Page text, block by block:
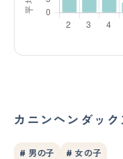
カニンヘンダッ
# 男の子 # 女の子